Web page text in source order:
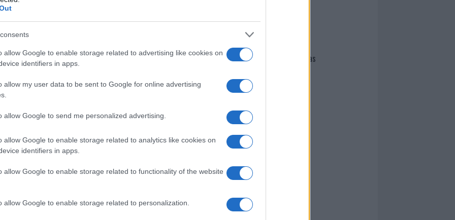
allow Google to enable storage related to advertising like cookies on
identifiers in apps.
allow my user data to be sent to Google for online advertising
allow Google to send me personalized advertising.
allow Google to enable storage related to analytics like cookies on
identifiers in apps.
allow Google to enable storage related to functionality of the website
allow Google to enable storage related to personalization.
i tuoi video e le tue foto
+39 345 356 7512
di GalluraOggi.it
news da
Giovannimaria Cabras